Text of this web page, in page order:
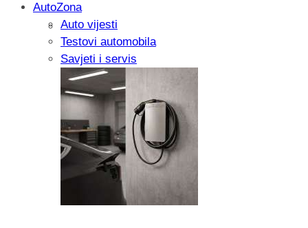
Savjetujemo: Što učiniti kada vaš
AutoZona
Auto vijesti
Testovi automobila
Savjeti i servis